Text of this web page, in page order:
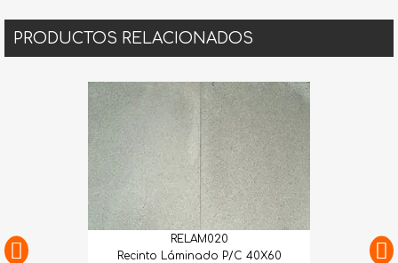
PRODUCTOS RELACIONADOS
RELAM020
Recinto Láminado P/C 40X60